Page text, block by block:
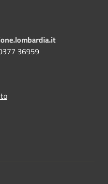
36959